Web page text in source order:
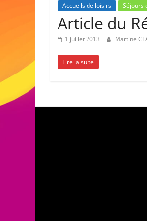
Accueils de loisirs Séjours
Article du
1 juillet 2013 Martine
Lire la suite